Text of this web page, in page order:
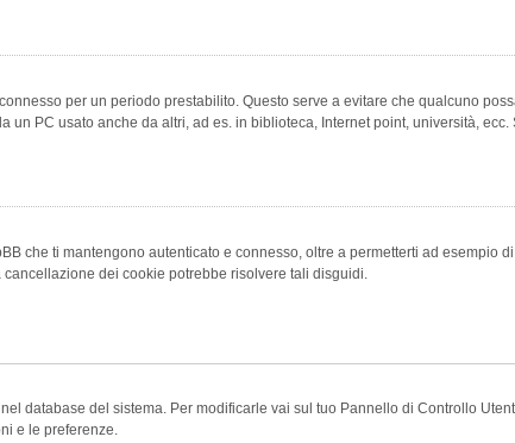
per un periodo prestabilito. Questo serve a evitare che qualcuno
PC usato anche da altri, ad es. in biblioteca, Internet point, università,
che ti mantengono autenticato e connesso, oltre a permetterti ad esempio
dei cookie potrebbe risolvere tali disguidi.
database del sistema. Per modificarle vai sul tuo Pannello di Controllo
e le preferenze.